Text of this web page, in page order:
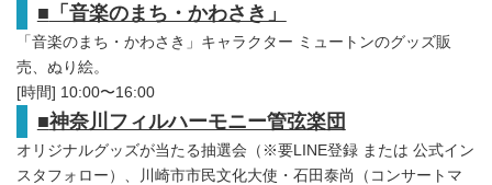
■ 「音楽のまち・かわさき」
「音楽のまち・かわさき」キャラクター ミュートンのグッズ販
売、ぬり絵。
[時間] 10:00〜16:00
■神奈川フィルハーモニー管弦楽団
オリジナルグッズが当たる抽選会（※要LINE登録 または 公式イン
スタフォロー）、川崎市市民文化大使・石田泰尚（コンサートマ